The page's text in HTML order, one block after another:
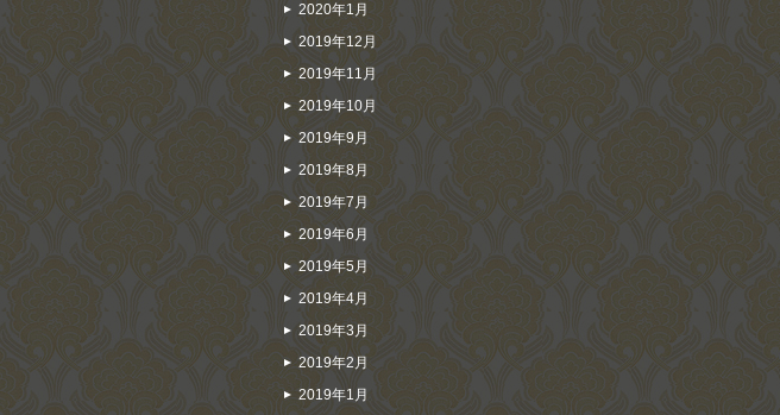
2020年1月
2019年12月
2019年11月
2019年10月
2019年9月
2019年8月
2019年7月
2019年6月
2019年5月
2019年4月
2019年3月
2019年2月
2019年1月